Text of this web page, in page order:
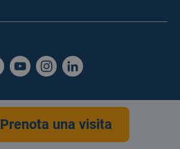
AMMINISTRAZIONE
TRASPARENTE
Prenota una visita